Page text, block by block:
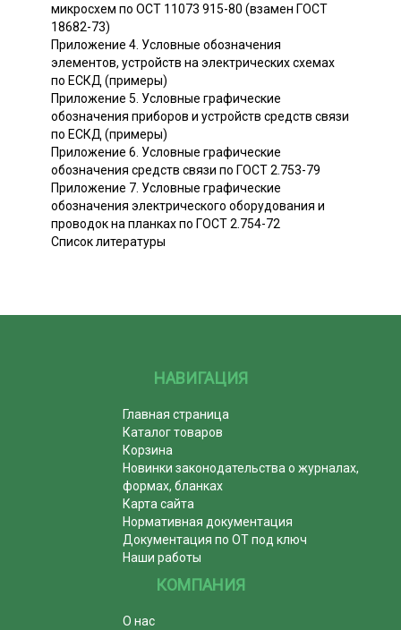
микросхем по ОСТ 11073 915-80 (взамен ГОСТ
18682-73)
Приложение 4. Условные обозначения
элементов, устройств на электрических схемах
по ЕСКД (примеры)
Приложение 5. Условные графические
обозначения приборов и устройств средств связи
по ЕСКД (примеры)
Приложение 6. Условные графические
обозначения средств связи по ГОСТ 2.753-79
Приложение 7. Условные графические
обозначения электрического оборудования и
проводок на планках по ГОСТ 2.754-72
Список литературы
НАВИГАЦИЯ
Главная страница
Каталог товаров
Корзина
Новинки законодательства о журналах,
формах, бланках
Карта сайта
Нормативная документация
Документация по ОТ под ключ
Наши работы
КОМПАНИЯ
О нас